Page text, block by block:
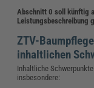
Abschnitt 0 soll künftig
Leistungsbeschreibung
ZTV-
inhaltlichen
Inhaltliche
insbesondere: